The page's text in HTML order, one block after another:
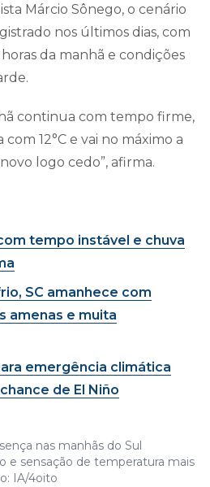
Márcio Sônego, o cenário
nos últimos dias, com
da manhã e condições
continua com tempo firme,
12°C e vai no máximo a
logo cedo”, afirma.
tempo instável e chuva
SC amanhece com
amenas e muita
emergência climática
de El Niño
nas manhãs do Sul
e sensação de temperatura mais
IA/4oito